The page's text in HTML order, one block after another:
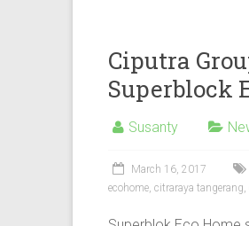
Ciputra
Superblock
Susanty
March 16, 2017
ecohome, citraraya tangerang,